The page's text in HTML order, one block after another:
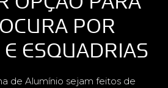
POR
ESQUADRIAS
de Alumínio sejam feitos de